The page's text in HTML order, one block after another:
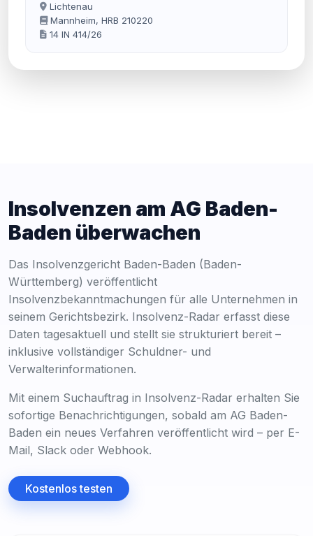
Lichtenau
Mannheim, HRB 210220
14 IN 414/26
Insolvenzen am AG Baden-
Baden überwachen
Das Insolvenzgericht Baden-Baden (Baden-
Württemberg) veröffentlicht
Insolvenzbekanntmachungen für alle Unternehmen in
seinem Gerichtsbezirk. Insolvenz-Radar erfasst diese
Daten tagesaktuell und stellt sie strukturiert bereit –
inklusive vollständiger Schuldner- und
Verwalterinformationen.
Mit einem Suchauftrag in Insolvenz-Radar erhalten Sie
sofortige Benachrichtigungen, sobald am AG Baden-
Baden ein neues Verfahren veröffentlicht wird – per E-
Mail, Slack oder Webhook.
Kostenlos testen